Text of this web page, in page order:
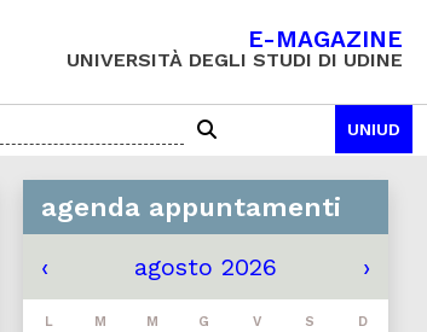
E-MAGAZINE
UNIVERSITÀ DEGLI STUDI DI UDINE
UNIUD
agenda appuntamenti
‹ agosto 2026 ›
L M M G V S D